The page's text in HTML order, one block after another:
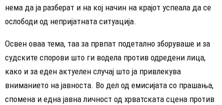
нема да ја разберат и на кој начин на крајот успеала да се
ослободи од непријатната ситуација.
Освен оваа тема, таа за првпат подетално зборуваше и за
судските спорови што ги водела против одредени лица,
како и за еден актуелен случај што ја привлекува
вниманието на јавноста. Во дел од емисијата со прашања,
спомена и една јавна личност од хрватската сцена против